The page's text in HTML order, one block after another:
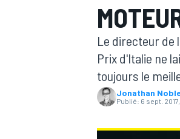
MOTOGP
Le directeur de
Prix d'Italie ne
toujours le
Jonathan
Publié: 6 sept.